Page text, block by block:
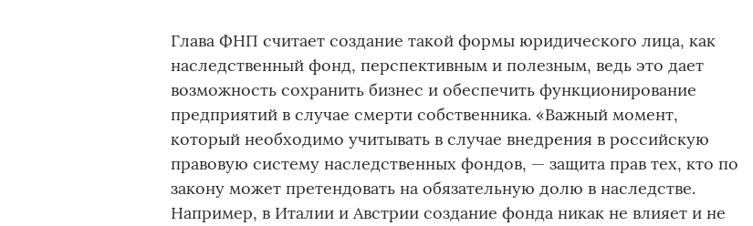
Глава ФНП считает создание такой формы юридического лица, как
наследственный фонд, перспективным и полезным, ведь это дает
возможность сохранить бизнес и обеспечить функционирование
предприятий в случае смерти собственника. «Важный момент,
который необходимо учитывать в случае внедрения в российскую
правовую систему наследственных фондов, — защита прав тех, кто по
закону может претендовать на обязательную долю в наследстве.
Например, в Италии и Австрии создание фонда никак не влияет и не